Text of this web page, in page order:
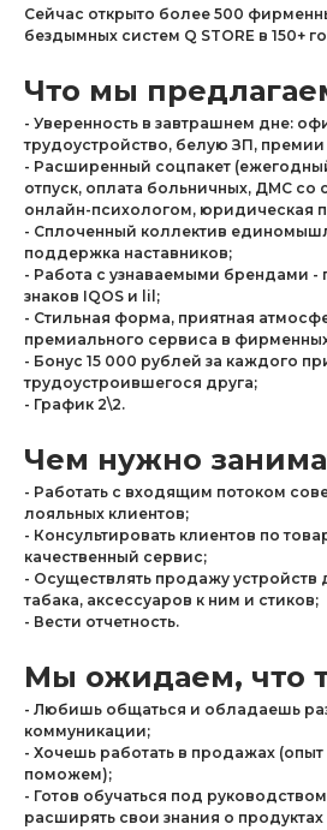
Сейчас открыто более 500
бездымных систем Q STORE в 150+
Что мы
- Уверенность в завтрашнем дне:
трудоустройство, белую ЗП,
- Расширенный соцпакет
отпуск, оплата больничных, ДМС со
онлайн-психологом, юридическая
- Сплоченный коллектив
поддержка наставников;
- Работа с узнаваемыми брендами -
знаков IQOS и lil;
- Стильная форма, приятная
премиального сервиса в фирменных
- Бонус 15 000 рублей за каждого
трудоустроившегося друга;
- График 2\2.
Чем нужно
- Работать с входящим потоком
лояльных клиентов;
- Консультировать клиентов по
качественный сервис;
- Осуществлять продажу устройств
табака, аксессуаров к ним и стиков;
- Вести отчетность.
Мы ожидаем, что
- Любишь общаться и обладаешь
коммуникации;
- Хочешь работать в продажах
поможем);
- Готов обучаться под
расширять свои знания о